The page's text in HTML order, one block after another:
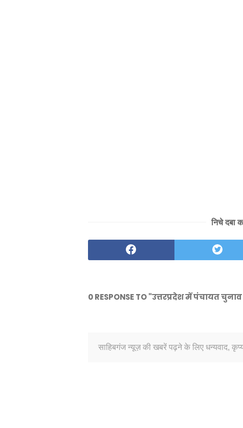
निचे दबा
0 RESPONSE TO "उत्तरप्रदेश में पंचायत
साहिबगंज न्यूज़ की खबरें पढ़ने के लिए धन्यवाद,